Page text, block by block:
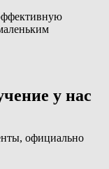
у нас
официально